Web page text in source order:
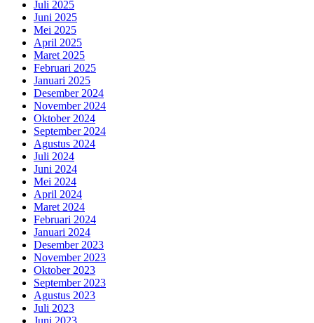
Juli 2025
Juni 2025
Mei 2025
April 2025
Maret 2025
Februari 2025
Januari 2025
Desember 2024
November 2024
Oktober 2024
September 2024
Agustus 2024
Juli 2024
Juni 2024
Mei 2024
April 2024
Maret 2024
Februari 2024
Januari 2024
Desember 2023
November 2023
Oktober 2023
September 2023
Agustus 2023
Juli 2023
Juni 2023